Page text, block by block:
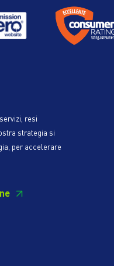
resi
strategia si
per accelerare